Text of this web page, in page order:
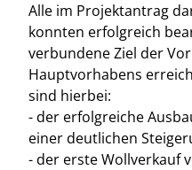
Alle im Projektantrag
konnten erfolgreich
verbundene Ziel der
Hauptvorhabens
sind hierbei:
- der erfolgreiche
einer deutlichen
- der erste Wollverkauf